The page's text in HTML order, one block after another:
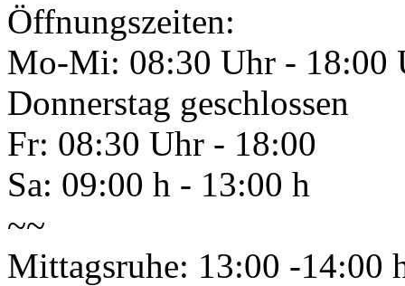
Öffnungszeiten:
Mo-Mi: 08:30 Uhr - 18:00
Donnerstag geschlossen
Fr: 08:30 Uhr - 18:00
Sa: 09:00 h - 13:00 h
~~
Mittagsruhe: 13:00 -14:00